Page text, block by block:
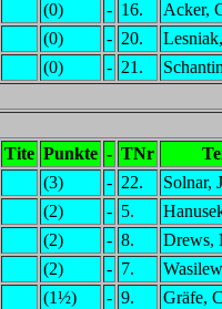
(0) - 16.
Acker,
(0) - 20.
(0) - 21.
Tite Punkte - TNr
(3) - 22.
Solnar,
(2) - 5.
(2) - 8.
Drews,
(2) - 7.
(1½) - 9.
Gräfe,